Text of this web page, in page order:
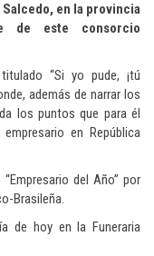
en la provincia
de este consorcio
“Si yo pude, ¡tú
además de narrar los
los puntos que para él
en República
del Año” por
Brasileña.
de hoy en la Funeraria